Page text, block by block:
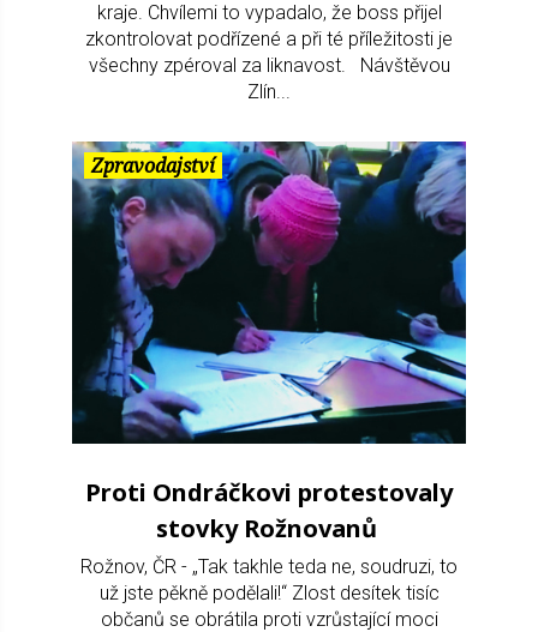
kraje. Chvílemi to vypadalo, že boss přijel
zkontrolovat podřízené a při té příležitosti je
všechny zpéroval za liknavost. Návštěvou
Zlín...
Zpravodajství
Proti Ondráčkovi protestovaly
stovky Rožnovanů
Rožnov, ČR - „Tak takhle teda ne, soudruzi, to
už jste pěkně podělali!“ Zlost desítek tisíc
občanů se obrátila proti vzrůstající moci